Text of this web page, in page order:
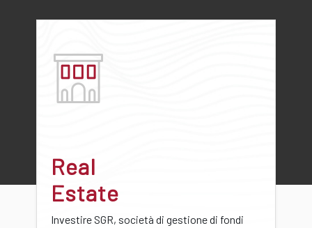
Real
Estate
Investire SGR, società di gestione di fondi